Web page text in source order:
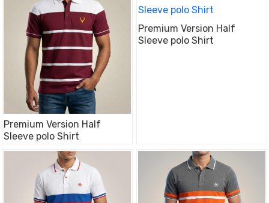
Premium Version Half
Sleeve polo Shirt
Premium Version Half
Sleeve polo Shirt